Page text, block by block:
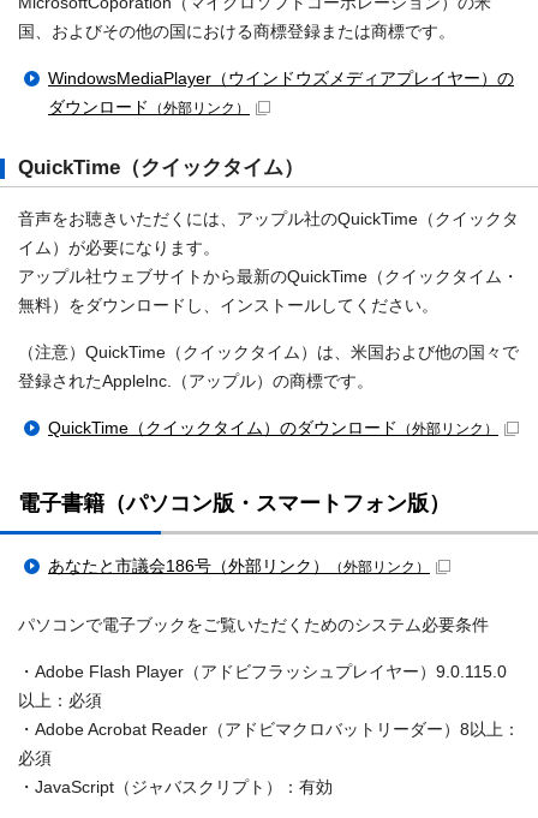
国、およびその他の国における商標登録または商標です。
WindowsMediaPlayer（ウインドウズメディアプレイヤー）の
ダウンロード
（外部リンク）
QuickTime（クイックタイム）
音声をお聴きいただくには、アップル社のQuickTime（クイックタ
イム）が必要になります。
アップル社ウェブサイトから最新のQuickTime（クイックタイム・
無料）をダウンロードし、インストールしてください。
（注意）QuickTime（クイックタイム）は、米国および他の国々で
登録されたApplelnc.（アップル）の商標です。
QuickTime（クイックタイム）のダウンロード （外部リンク）
電子書籍（パソコン版・スマートフォン版）
あなたと市議会186号（外部リンク） （外部リンク）
パソコンで電子ブックをご覧いただくためのシステム必要条件
・Adobe Flash Player（アドビフラッシュプレイヤー）9.0.115.0
以上：必須
・Adobe Acrobat Reader（アドビマクロバットリーダー）8以上：
必須
・JavaScript（ジャバスクリプト）：有効